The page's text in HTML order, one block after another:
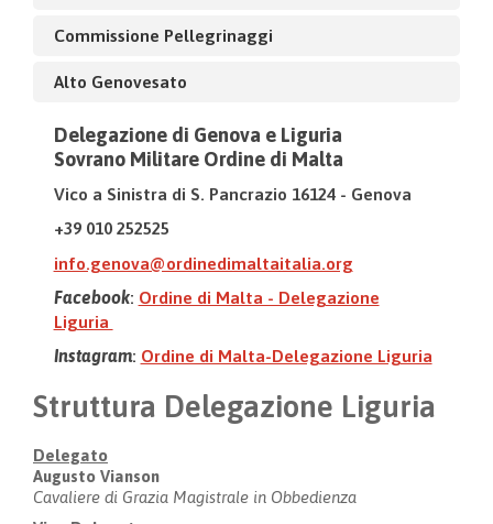
Commissione Pellegrinaggi
Alto Genovesato
Delegazione di Genova e Liguria
Sovrano Militare Ordine di Malta
Vico a Sinistra di S. Pancrazio 16124 - Genova
+39 010 252525
info.genova@ordinedimaltaitalia.org
Facebook: Ordine di Malta - Delegazione
Liguria
Instagram: Ordine di Malta-Delegazione Liguria
Struttura Delegazione Liguria
Delegato
Augusto Vianson
Cavaliere di Grazia Magistrale in Obbedienza